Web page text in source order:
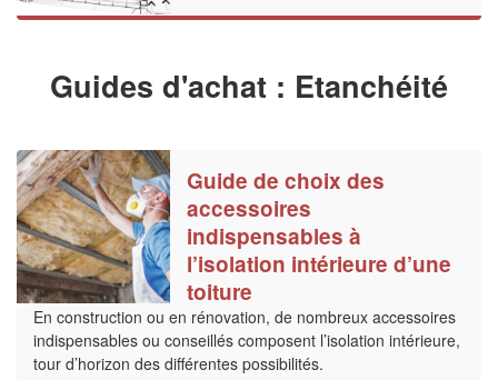
Guides d'achat : Etanchéité
Guide de choix des
accessoires
indispensables à
l’isolation intérieure d’une
toiture
En construction ou en rénovation, de nombreux accessoires
indispensables ou conseillés composent l’isolation intérieure,
tour d’horizon des différentes possibilités.